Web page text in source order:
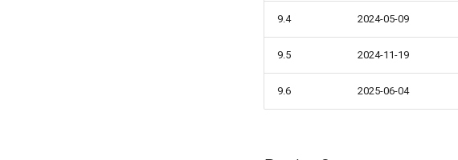
9.4 2024-05-09
9.5 2024-11-19
9.6 2025-06-04